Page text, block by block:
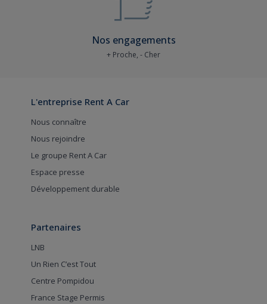
Nos engagements
+ Proche, - Cher
L'entreprise Rent A Car
Nous connaître
Nous rejoindre
Le groupe Rent A Car
Espace presse
Développement durable
Partenaires
LNB
Un Rien C’est Tout
Centre Pompidou
France Stage Permis